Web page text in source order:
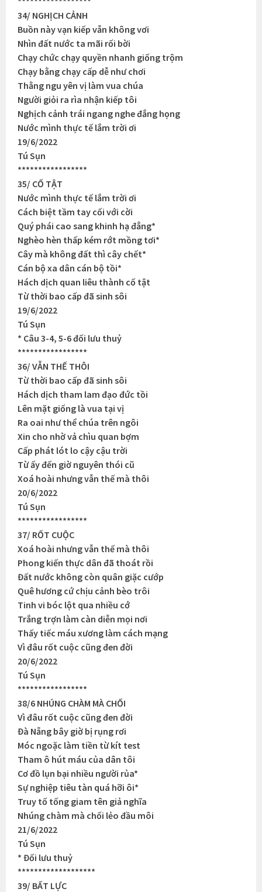
34/ NGHỊCH CẢNH
Buồn này vạn kiếp vẫn không vơi
Nhìn đất nước ta mãi rối bời
Chạy chức chạy quyền nhanh giống trộm
Chạy bằng chạy cấp dễ như chơi
Thằng ngu yên vị làm vua chúa
Người giỏi ra rìa nhận kiếp tôi
Nghịch cảnh trái ngang nghe đắng họng
Nước mình thực tế lắm trời ơi
19/6/2022
Tú Sụn
*****************
35/ CỐ TẬT
Nước mình thực tế lắm trời ơi
Cách biệt tầm tay cối với cời
Quý phái cao sang khinh hạ đẳng*
Nghèo hèn thấp kém rớt mồng tơi*
Cây mà không đất thì cây chết*
Cán bộ xa dân cán bộ tồi*
Hách dịch quan liêu thành cố tật
Từ thời bao cấp đã sinh sôi
19/6/2022
Tú Sụn
* Câu 3-4, 5-6 đối lưu thuỷ
*****************
36/ VẪN THẾ THÔI
Từ thời bao cấp đã sinh sôi
Hách dịch tham lam đạo đức tồi
Lên mặt giống là vua tại vị
Ra oai như thể chúa trên ngôi
Xin cho nhờ vả chìu quan bợm
Cấp phát lót lo cậy cậu trời
Từ ấy đến giờ nguyên thói cũ
Xoá hoài nhưng vẫn thế mà thôi
20/6/2022
Tú Sụn
*****************
37/ RỐT CUỘC
Xoá hoài nhưng vẫn thế mà thôi
Phong kiến thực dân đã thoát rồi
Đất nước không còn quân giặc cướp
Quê hương cứ chịu cảnh bèo trôi
Tinh vi bóc lột qua nhiều cớ
Trắng trợn làm càn diễn mọi nơi
Thấy tiếc máu xương làm cách mạng
Vì đâu rốt cuộc cũng đen đời
20/6/2022
Tú Sụn
*****************
38/6 NHÚNG CHÀM MÀ CHỐI
Vì đâu rốt cuộc cũng đen đời
Đà Nẵng bây giờ bị rụng rơi
Móc ngoặc làm tiền từ kít test
Tham ô hút máu của dân tôi
Cơ đồ lụn bại nhiều người rủa*
Sự nghiệp tiêu tàn quá hỡi ôi*
Truy tố tống giam tên giả nghĩa
Nhúng chàm mà chối lẻo đầu môi
21/6/2022
Tú Sụn
* Đối lưu thuỷ
*******************
39/ BẤT LỰC